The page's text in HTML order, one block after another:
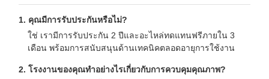
1. คุณมีการรับประกันหรือไม่?
ใช่ เรามีการรับประกัน 2 ปีและอะไหล่ทดแทนฟรีภายใน 3
เดือน พร้อมการสนับสนุนด้านเทคนิคตลอดอายุการใช้งาน
2. โรงงานของคุณทำอย่างไรเกี่ยวกับการควบคุมคุณภาพ?